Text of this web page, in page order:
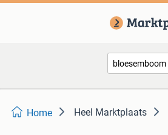
Home Heel Marktplaats